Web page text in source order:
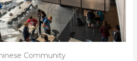
Community